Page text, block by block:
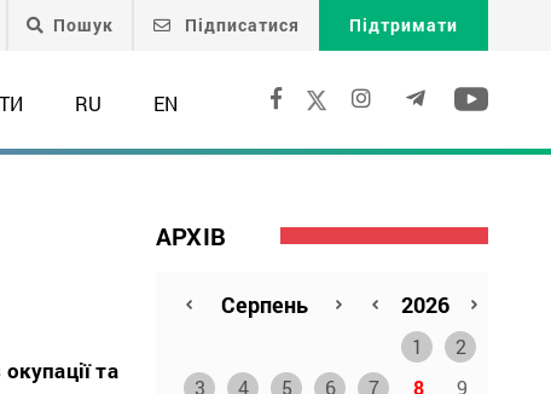
Пошук Підписатися Підтримати
RU EN
та
АРХІВ
1
2
3
4 5 6 7 8
9